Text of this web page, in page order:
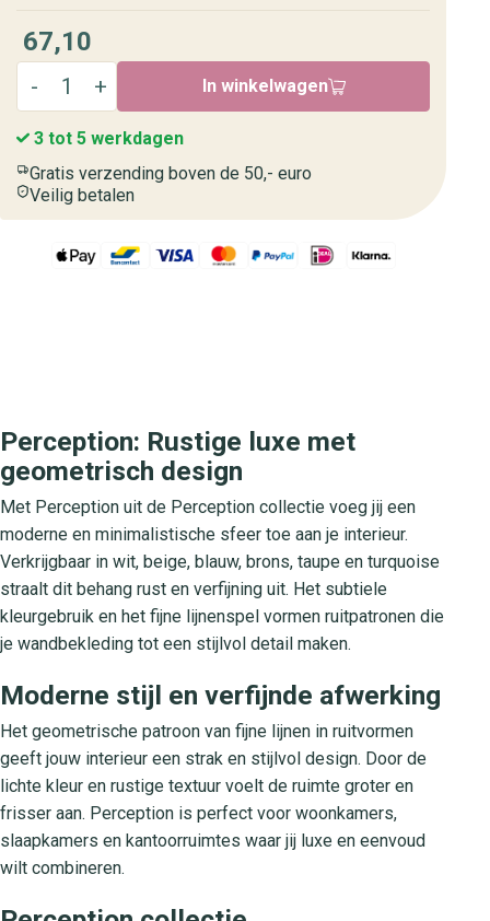
67,10
In winkelwagen
3 tot 5 werkdagen
Gratis verzending boven de 50,- euro
Veilig betalen
Perception: Rustige luxe met
geometrisch design
Met Perception uit de Perception collectie voeg jij een
moderne en minimalistische sfeer toe aan je interieur.
Verkrijgbaar in wit, beige, blauw, brons, taupe en turquoise
straalt dit behang rust en verfijning uit. Het subtiele
kleurgebruik en het fijne lijnenspel vormen ruitpatronen die
je wandbekleding tot een stijlvol detail maken.
Moderne stijl en verfijnde afwerking
Het geometrische patroon van fijne lijnen in ruitvormen
geeft jouw interieur een strak en stijlvol design. Door de
lichte kleur en rustige textuur voelt de ruimte groter en
frisser aan. Perception is perfect voor woonkamers,
slaapkamers en kantoorruimtes waar jij luxe en eenvoud
wilt combineren.